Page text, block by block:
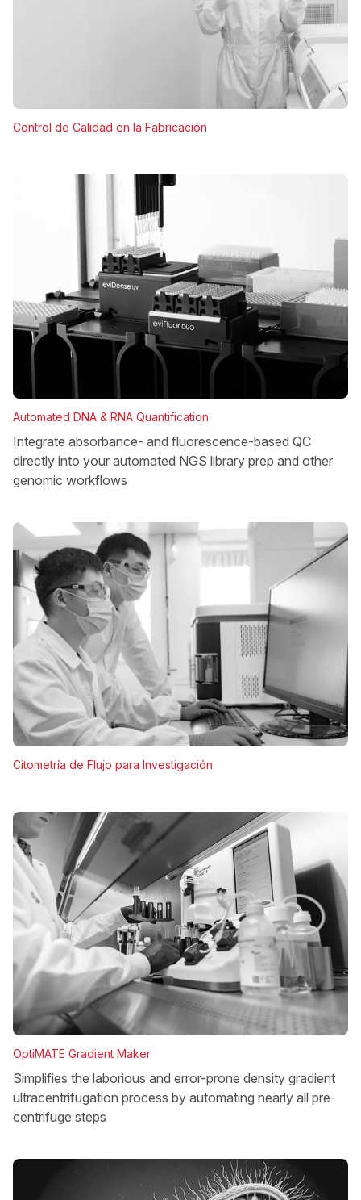
Control de Calidad en la Fabricación
Automated DNA & RNA Quantification
Integrate absorbance- and fluorescence-based QC
directly into your automated NGS library prep and other
genomic workflows
Citometría de Flujo para Investigación
OptiMATE Gradient Maker
Simplifies the laborious and error-prone density gradient
ultracentrifugation process by automating nearly all pre-
centrifuge steps